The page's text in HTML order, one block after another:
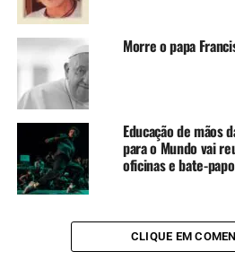
“Não importa os
consequências
possibilidades
resistência no
deixará de
disse.
Na segunda-feira, 30, o grupo
preparado para caso Israel
Morre o papa
Educação de mãos
para o Mundo vai
oficinas e bate-papo
CLIQUE EM